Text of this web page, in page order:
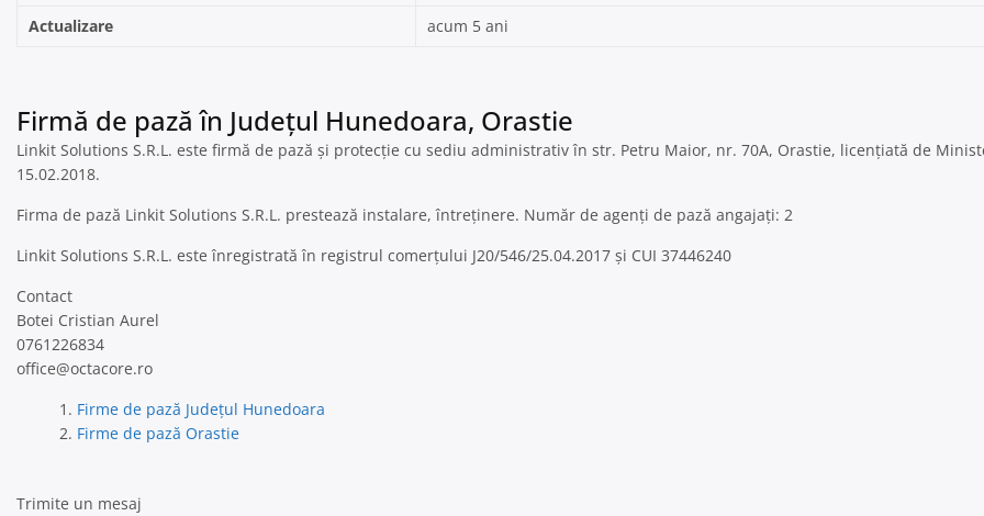
Actualizare
acum 5 ani
Firmă de pază în Județul Hunedoara, Orastie
Linkit Solutions S.R.L. este firmă de pază și protecție cu sediu administrativ în str. Petru Maior, nr. 70A, Orastie, licențiată de
15.02.2018.
Firma de pază Linkit Solutions S.R.L. prestează instalare, întreținere. Număr de agenți de pază angajați: 2
Linkit Solutions S.R.L. este înregistrată în registrul comerțului J20/546/25.04.2017 și CUI 37446240
Contact
Botei Cristian Aurel
0761226834
office@octacore.ro
Firme de pază Județul Hunedoara
Firme de pază Orastie
Trimite un mesaj